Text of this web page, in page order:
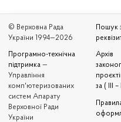
© Верховна Рада
України 1994—2026
Програмно-технічна
підтримка —
Управління
комп'ютеризованих
систем Апарату
Верховної Ради
України
Пошук
Архів
за ( III –